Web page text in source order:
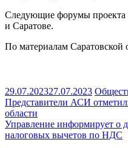
Следующие форумы проекта
и Саратове.
По материалам Саратовской
29.07.202327.07.2023
Навигация
по
записям
Представители АСИ
области
Управление информирует о
налоговых вычетов по НДС